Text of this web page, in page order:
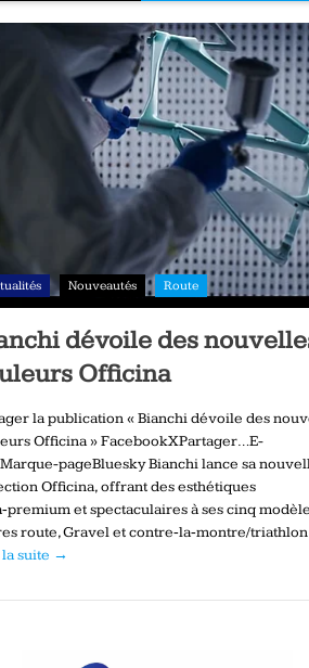
Nouveautés Route
dévoile des
Officina
la publication « Bianchi dévoile des
Officina » FacebookXPartager…E-
pageBluesky Bianchi lance sa
Officina, offrant des esthétiques
et spectaculaires à ses cinq
route, Gravel et contre‑la‑montre/triathlon
suite →